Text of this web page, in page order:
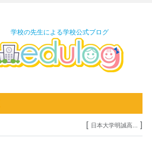
学校の先生による学校公式ブログ
[ 日本大学明誠高... ]